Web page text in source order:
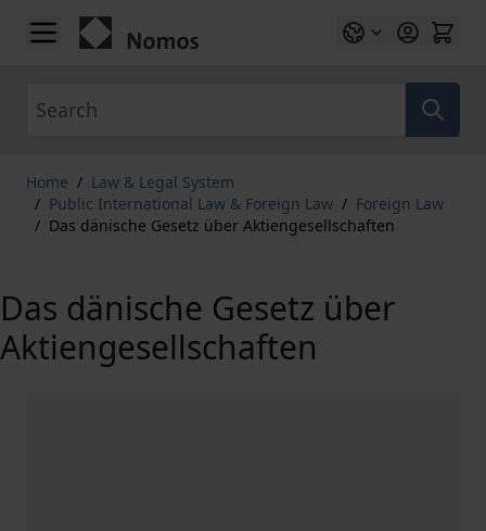
Skip to Content
Home / Law & Legal System
/ Public International Law & Foreign Law / Foreign Law
/ Das dänische Gesetz über Aktiengesellschaften
Das dänische Gesetz über
Aktiengesellschaften